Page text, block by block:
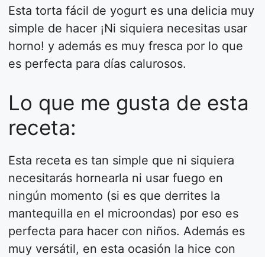
Esta torta fácil de yogurt es una delicia muy
simple de hacer ¡Ni siquiera necesitas usar
horno! y además es muy fresca por lo que
es perfecta para días calurosos.
Lo que me gusta de esta
receta:
Esta receta es tan simple que ni siquiera
necesitarás hornearla ni usar fuego en
ningún momento (si es que derrites la
mantequilla en el microondas) por eso es
perfecta para hacer con niños. Además es
muy versátil, en esta ocasión la hice con